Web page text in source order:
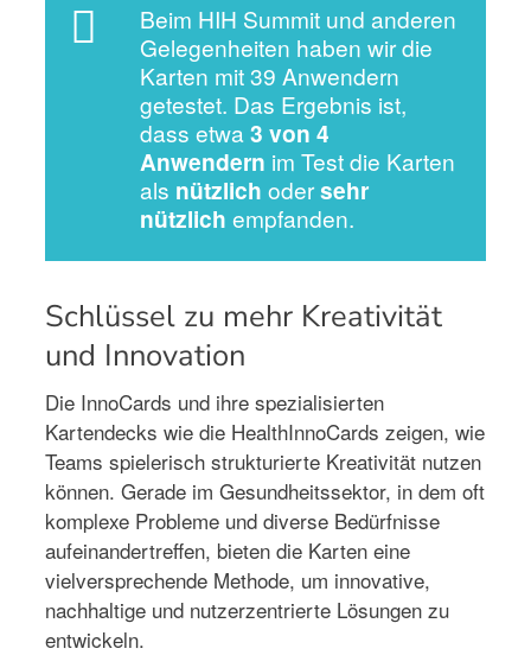
Beim HIH Summit und anderen
Gelegenheiten haben wir die
Karten mit 39 Anwendern
getestet. Das Ergebnis ist,
dass etwa3 von 4
Anwendern im Test die Karten
als nützlich odersehr
nützlich empfanden.
Schlüssel zu mehr Kreativität
und Innovation
Die InnoCards und ihre spezialisierten
Kartendecks wie die HealthInnoCards zeigen, wie
Teams spielerisch strukturierte Kreativität nutzen
können. Gerade im Gesundheitssektor, in dem oft
komplexe Probleme und diverse Bedürfnisse
aufeinandertreffen, bieten die Karten eine
vielversprechende Methode, um innovative,
nachhaltige und nutzerzentrierte Lösungen zu
entwickeln.